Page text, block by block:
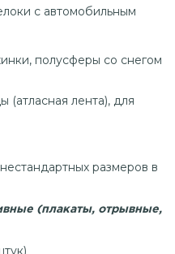
с автомобильным
полусферы со снегом​​​​​​​
лента), для
размеров в
(плакаты, отрывные,